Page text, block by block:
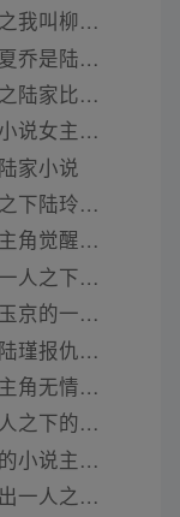
一人之下之我叫柳小白小说
一人之下夏乔是陆谨的女儿吗小说
一人之下之陆家比试小说
一人之下小说女主陆玲珑
家小说
推到一人之下陆玲珑小说
一人之下主角觉醒的小说
主角攻略一人之下的小说
主角是白玉京的一人之下的小说
一人之下陆瑾报仇了吗小说
一人之下主角无情的小说
主角过一人之下的小说
一人之下的小说主角是谁
主角是拍出一人之下的小说